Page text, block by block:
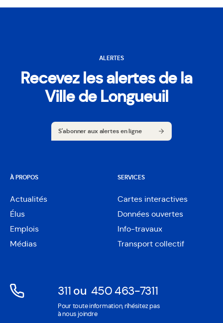
ALERTES
Recevez les alertes de la
Ville de Longueuil
S'abonner aux alertes en ligne
À PROPOS
Actualités
Élus
Emplois
Médias
SERVICES
Cartes interactives
Ouvre
dans
une
nouvelle
Données ouvertes
Ouvre
dans
une
Info-travaux
Transport collectif
311Ouvre
dans
ou 450 463-7311
Ouvre
dans
Pour toute information, n'hésitez pas
à nous joindre